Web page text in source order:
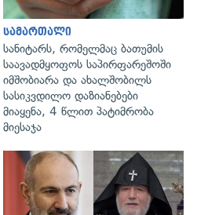
სამართალი
სანიტარს, რომელმაც ბათუმის
საავადმყოფოს საპირფარეშოში
იმშობიარა და ახალშობილს
სასიკვდილო დაზიანებები
მიაყენა, 4 წლით პატიმრობა
მიესაჯა